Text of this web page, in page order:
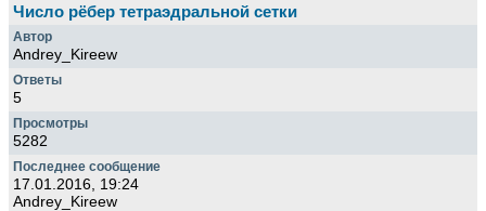
Число рёбер тетраэдральной сетки
Andrey_Kireew
5
5282
17.01.2016, 19:24
Andrey_Kireew